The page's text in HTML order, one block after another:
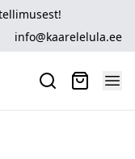
info@kaarelelula.ee